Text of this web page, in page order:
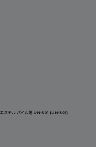
ステル パイル地 UN-301 [UN-301]